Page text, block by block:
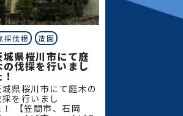
採伐根 造園
城県桜川市にて庭
の伐採を行いまし
城県桜川市にて庭木の
採を行いまし
！ 【笠間市、石岡